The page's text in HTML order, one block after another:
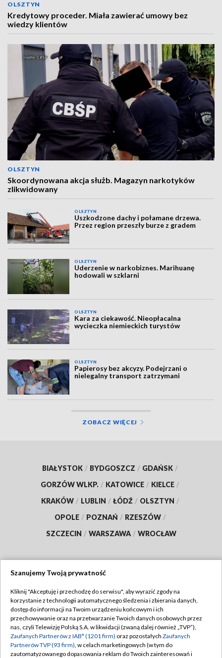
OLSZTYN
Kredytowy proceder. Miała zawierać umowy bez
wiedzy klientów
OLSZTYN
Skoordynowana akcja służb. Magazyn narkotyków
zlikwidowany
OLSZTYN
Uszkodzone dachy i połamane drzewa.
Przez region przeszły burze z gradem
OLSZTYN
Uderzenie w narkobiznes. Marihuanę
hodowali w szklarni
OLSZTYN
Kara za ciekawość. Nieopłacalna
wycieczka niemieckich turystów
OLSZTYN
Papierosy bez akcyzy. Podejrzani o
nielegalny transport zatrzymani
ZOBACZ WIĘCEJ
BIAŁYSTOK / BYDGOSZCZ / GDAŃSK /
GORZÓW WLKP. / KATOWICE / KIELCE /
KRAKÓW / LUBLIN / ŁÓDŹ / OLSZTYN /
OPOLE / POZNAŃ / RZESZÓW /
SZCZECIN / WARSZAWA / WROCŁAW
TVP
Abonament TVP
Emisja w TVP
Centrum informacji TVP
Regulamin TVP
Polityka prywatności
Moje zgody
Szanujemy Twoją prywatność
Kliknij "Akceptuję i przechodzę do serwisu", aby wyrazić zgody na
korzystanie z technologii automatycznego śledzenia i zbierania danych,
dostęp do informacji na Twoim urządzeniu końcowym i ich
przechowywanie oraz na przetwarzanie Twoich danych osobowych przez
nas, czyli Telewizję Polską S.A. w likwidacji (zwaną dalej również „TVP”),
Zaufanych Partnerów z IAB* (1201 firm) oraz pozostałych Zaufanych
Partnerów TVP (93 firm), w celach marketingowych (w tym do
zautomatyzowanego dopasowania reklam do Twoich zainteresowań i